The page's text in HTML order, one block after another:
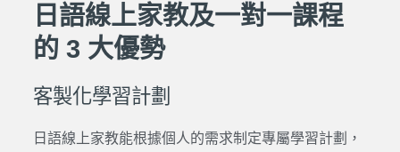
日語線上家教及一對一課程
的 3 大優勢
客製化學習計劃
日語線上家教能根據個人的需求制定專屬學習計劃，